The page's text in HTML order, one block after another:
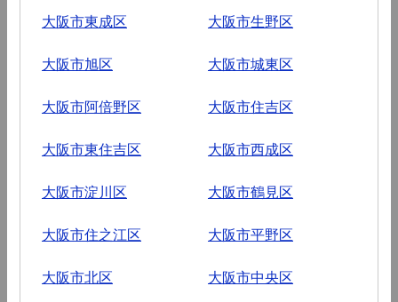
大阪市東成区 大阪市生野区
大阪市旭区 大阪市城東区
大阪市阿倍野区 大阪市住吉区
大阪市東住吉区 大阪市西成区
大阪市淀川区 大阪市鶴見区
大阪市住之江区 大阪市平野区
大阪市北区 大阪市中央区